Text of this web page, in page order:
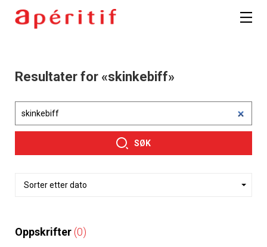
Resultater for «skinkebiff»
SØK
Oppskrifter (0)